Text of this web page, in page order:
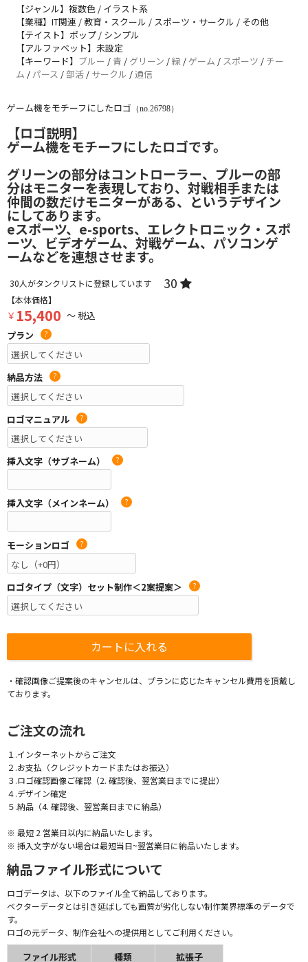
【ジャンル】複数色 / イラスト系
【業種】IT関連 / 教育・スクール / スポーツ・サークル / その他
【テイスト】ポップ / シンプル
【アルファベット】未設定
【キーワード】 ブルー / 青 / グリーン /緑 /ゲーム / スポーツ / チー
ム /パース /部活 / サークル /通信
ゲーム機をモチーフにしたロゴ （no.26798）
【ロゴ説明】
ゲーム機をモチーフにしたロゴです。
グリーンの部分はコントローラー、プルーの部
分はモニターを表現しており、対戦相手または
仲間の数だけモニターがある、というデザイン
にしてあります。
eスポーツ、e-sports、エレクトロニック・スポ
ーツ、ビデオゲーム、対戦ゲーム、パソコンゲ
ームなどを連想させます。
30人がタンクリストに登録しています 30
【本体価格】
￥ 15,400 ～ 税込
プラン
?
納品方法 ?
ロゴマニュアル ?
挿入文字（サブネーム） ?
挿入文字（メインネーム） ?
モーションロゴ ?
ロゴタイプ（文字）セット制作＜2案提案＞ ?
・確認画像ご提案後のキャンセルは、プランに応じたキャンセル費用を頂戴し
ております。
ご注文の流れ
１.インターネットからご注文
２.お支払（クレジットカードまたはお振込）
３.ロゴ確認画像ご確認（2. 確認後、翌営業日までに提出）
４.デザイン確定
５.納品（4. 確認後、翌営業日までに納品）
※ 最短 2 営業日以内に納品いたします。
※ 挿入文字がない場合は最短当日~翌営業日に納品いたします。
納品ファイル形式について
ロゴデータは、以下のファイル全て納品しております。
ベクターデータとは引き延ばしても画質が劣化しない制作業界標準のデータで
す。
ロゴの元データ、制作会社への提供用としてご利用ください。
ファイル形式 種類
拡張子